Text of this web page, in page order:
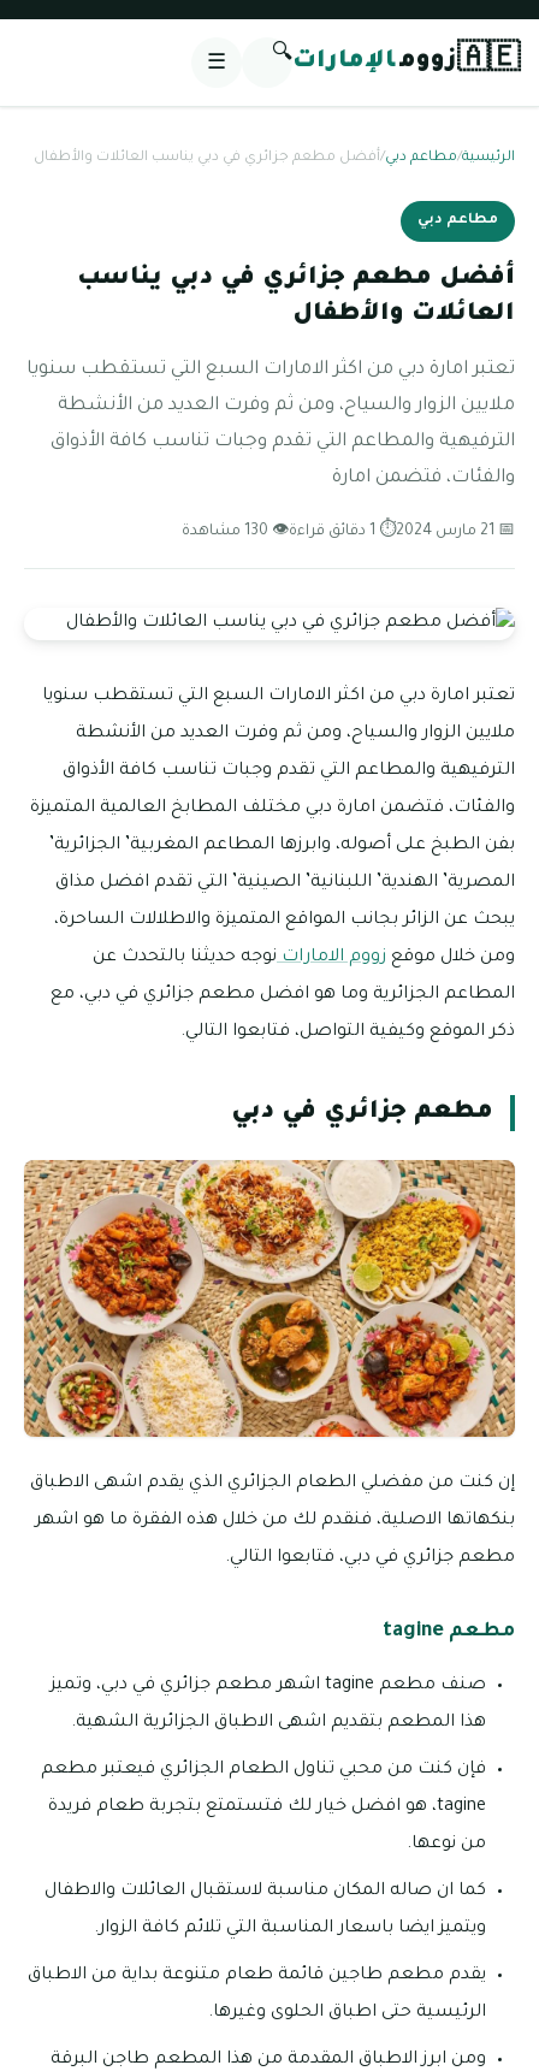
🇦🇪زوومالإمارات🔍
☰
الرئيسية/مطاعم دبي/أفضل مطعم جزائري في دبي يناسب العائلات والأطفال
مطاعم دبي
أفضل مطعم جزائري في دبي يناسب
العائلات والأطفال
تعتبر امارة دبي من اكثر الامارات السبع التي تستقطب سنويا
ملايين الزوار والسياح، ومن ثم وفرت العديد من الأنشطة
الترفيهية والمطاعم التي تقدم وجبات تناسب كافة الأذواق
والفئات، فتضمن امارة
📅 21 مارس 2024 ⏱ 1 دقائق قراءة 👁 130 مشاهدة
تعتبر امارة دبي من اكثر الامارات السبع التي تستقطب سنويا
ملايين الزوار والسياح، ومن ثم وفرت العديد من الأنشطة
الترفيهية والمطاعم التي تقدم وجبات تناسب كافة الأذواق
والفئات، فتضمن امارة دبي مختلف المطابخ العالمية المتميزة
بفن الطبخ على أصوله، وابرزها المطاعم المغربية’ الجزائرية’
المصرية’ الهندية’ اللبنانية’ الصينية’ التي تقدم افضل مذاق
يبحث عن الزائر بجانب المواقع المتميزة والاطلالات الساحرة،
ومن خلال موقع زووم الاماراتنوجه حديثنا بالتحدث عن
المطاعم الجزائرية وما هو افضل مطعم جزائري في دبي، مع
ذكر الموقع وكيفية التواصل، فتابعوا التالي.
مطعم جزائري في دبي
إن كنت من مفضلي الطعام الجزائري الذي يقدم اشهى الاطباق
بنكهاتها الاصلية، فنقدم لك من خلال هذه الفقرة ما هو اشهر
مطعم جزائري في دبي، فتابعوا التالي.
مطعم tagine
صنف مطعم tagine اشهر مطعم جزائري في دبي، وتميز
هذا المطعم بتقديم اشهى الاطباق الجزائرية الشهية.
فإن كنت من محبي تناول الطعام الجزائري فيعتبر مطعم
tagine، هو افضل خيار لك فتستمتع بتجربة طعام فريدة
من نوعها.
كما ان صاله المكان مناسبة لاستقبال العائلات والاطفال
ويتميز ايضا باسعار المناسبة التي تلائم كافة الزوار.
يقدم مطعم طاجين قائمة طعام متنوعة بداية من الاطباق
الرئيسية حتى اطباق الحلوى وغيرها.
ومن ابرز الاطباق المقدمة من هذا المطعم طاجن البرقة